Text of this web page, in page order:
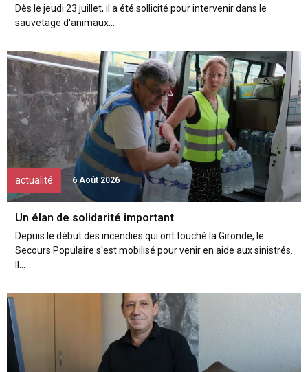
Dès le jeudi 23 juillet, il a été sollicité pour intervenir dans le
sauvetage d'animaux...
actualité 6 Août 2026
Un élan de solidarité important
Depuis le début des incendies qui ont touché la Gironde, le
Secours Populaire s'est mobilisé pour venir en aide aux sinistrés.